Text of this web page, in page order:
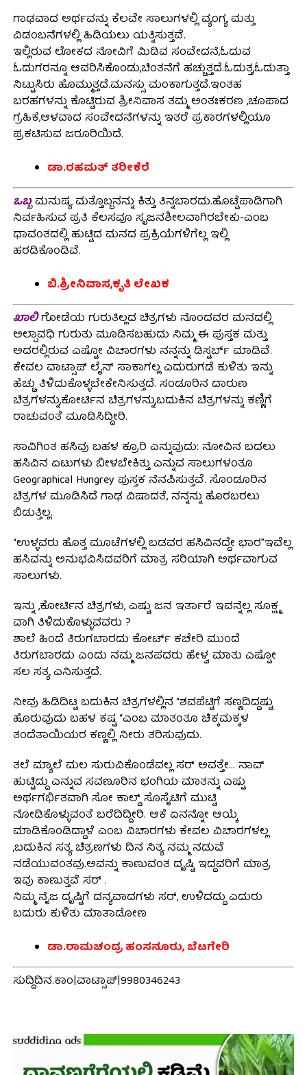
ಗಾಢವಾದ ಅರ್ಥವನ್ನು ಕೆಲವೇ ಸಾಲುಗಳಲ್ಲಿ ವ್ಯಂಗ್ಯ ಮತ್ತು
ವಿಡಂಬನೆಗಳಲ್ಲಿ ಹಿಡಿಯಲು ಯತ್ನಿಸುತ್ತವೆ.
ಇಲ್ಲಿರುವ ಲೋಕದ ನೋವಿಗೆ ಮಿಡಿವ ಸಂವೇದನೆ,ಓದುವ
ಓದುಗರನ್ನೂ ಆವರಿಸಿಕೊಂಡು,ಚಿಂತನೆಗೆ ಹಚ್ಚುತ್ತದೆ.ಓದುತ್ತ,ಓದುತ್ತಾ
ನಿಟ್ಟುಸಿರು ಹೊಮ್ಮುತ್ತದೆ.ಮನಸ್ಸು ಮಂಕಾಗುತ್ತದೆ.ಇಂತಹ
ಬರಹಗಳನ್ನು ಕೊಟ್ಟಿರುವ ಶ್ರೀನಿವಾಸ ತಮ್ಮ ಅಂತಃಕರಣ ,ಚೂಪಾದ
ಗ್ರಹಿಕೆ,ಆಳವಾದ ಸಂವೇದನೆಗಳನ್ನು ಇತರೆ ಪ್ರಕಾರಗಳಲ್ಲಿಯೂ
ಪ್ರಕಟಿಸುವ ಜರೂರಿಯಿದೆ.
ಡಾ.ರಹಮತ್ ತರೀಕೆರೆ
ಒಬ್ಬಮನುಷ್ಯ ಮತ್ತೊಬ್ಬನನ್ನು ಕಿತ್ತು ತಿನ್ನಬಾರದು.ಹೊಟ್ಟೆಪಾಡಿಗಾಗಿ
ನಿರ್ವಹಿಸುವ ಪ್ರತಿ ಕೆಲಸವೂ ಸೃಜನಶೀಲವಾಗಿರಬೇಕು-ಎಂಬ
ಧಾವಂತದಲ್ಲಿ ಹುಟ್ಟಿದ ಮನದ ಪ್ರಕ್ರಿಯೆಗಳಿಗೆಲ್ಲ ಇಲ್ಲಿ
ಹರಡಿಕೊಂಡಿವೆ.
ಬಿ.ಶ್ರೀನಿವಾಸ,ಕೃತಿ ಲೇಖಕ
ಖಾಲಿಗೋಡೆಯ ಗುರುತಿಲ್ಲದ ಚಿತ್ರಗಳು ನೊಂದವರ ಮನದಲ್ಲಿ
ಅಲ್ಪಾವಧಿ ಗುರುತು ಮೂಡಿಸಬಹುದು ನಿಮ್ಮ ಈ ಪುಸ್ತಕ ಮತ್ತು
ಅದರಲ್ಲಿರುವ ಎಷ್ಟೋ ವಿಚಾರಗಳು ನನ್ನನ್ನು ಡಿಸ್ಟರ್ಬ್ ಮಾಡಿವೆ.
ಕೇವಲ ವಾಟ್ಸಾಪ್ ಲೈನ್ ಸಾಕಾಗಲ್ಲ ಎದುರುಗಡೆ ಕುಳಿತು ಇನ್ನು
ಹೆಚ್ಚು ತಿಳಿದುಕೊಳ್ಳಬೇಕೇನಿಸುತ್ತದೆ. ಸಂಡೂರಿನ ದಾರುಣ
ಚಿತ್ರಗಳನ್ನು,ಕೋರ್ಟಿನ ಚಿತ್ರಗಳನ್ನು,ಬದುಕಿನ ಚಿತ್ರಗಳನ್ನು ಕಣ್ಣಿಗೆ
ರಾಚುವಂತೆ ಮೂಡಿಸಿದ್ದೀರಿ.
ಸಾವಿಗಿಂತ ಹಸಿವು ಬಹಳ ಕ್ರೂರಿ ಎನ್ನುವುದು: ನೋವಿನ ಬದಲು
ಹಸಿವಿನ ಏಟುಗಳು ಬೀಳಬೇಕಿತ್ತು ಎನ್ನುವ ಸಾಲುಗಳಂತೂ
Geographical Hungrey ಪುಸ್ತಕ ನೆನಪಿಸುತ್ತವೆ. ಸೊಂಡೂರಿನ
ಚಿತ್ರಗಳ ಮೂಡಿಸಿದೆ ಗಾಢ ವಿಷಾದತೆ, ನನ್ನನ್ನು ಹೊರಬರಲು
ಬಿಡುತ್ತಿಲ್ಲ.
“ಉಳ್ಳವರು ಹೊತ್ತ ಮೂಟೆಗಳಲ್ಲಿ ಬಡವರ ಹಸಿವಿನದ್ದೇ ಭಾರ”ಇವೆಲ್ಲ
ಹಸಿವನ್ನು ಅನುಭವಿಸಿದವರಿಗೆ ಮಾತ್ರ ಸರಿಯಾಗಿ ಅರ್ಥವಾಗುವ
ಸಾಲುಗಳು.
ಇನ್ನು ,ಕೋರ್ಟಿನ ಚಿತ್ರಗಳು, ಎಷ್ಟು ಜನ ಇರ್ತಾರೆ ಇವನ್ನೆಲ್ಲ ಸೂಕ್ಷ್ಮ
ವಾಗಿ ತಿಳಿದುಕೊಳ್ಳುವವರು ?
ಶಾಲೆ ಹಿಂದೆ ತಿರುಗಬಾರದು ಕೋರ್ಟ್ ಕಚೇರಿ ಮುಂದೆ
ತಿರುಗಬಾರದು ಎಂದು ನಮ್ಮ ಜನಪದರು ಹೇಳ್ವ ಮಾತು ಎಷ್ಟೋ
ಸಲ ಸತ್ಯ ಎನಿಸುತ್ತದೆ.
ನೀವು ಹಿಡಿದಿಟ್ಟ ಬದುಕಿನ ಚಿತ್ರಗಳಲ್ಲಿನ “ಶವಪೆಟ್ಟಿಗೆ ಸಣ್ಣದಿದ್ದಷ್ಟು
ಹೊರುವುದು ಬಹಳ ಕಷ್ಟ “ಎಂಬ ಮಾತಂತೂ ಚಿಕ್ಕಮಕ್ಕಳ
ತಂದೆತಾಯಿಯರ ಕಣ್ಣಲ್ಲಿ ನೀರು ತರಿಸುವುದು.
ತಲೆ ಮ್ಯಾಲೆ ಮಲ ಸುರುವಿಕೊಂಡೆವಲ್ಲ ಸರ್ ಅವತ್ತೇ… ನಾವ್
ಹುಟ್ಟಿದ್ದು ಎನ್ನುವ ಸವಣೂರಿನ ಭಂಗಿಯ ಮಾತನ್ನು ಎಷ್ಟು
ಅರ್ಥಗರ್ಭಿತವಾಗಿ ಸೋ ಕಾಲ್ಡ್ ಸೊಸೈಟಿಗೆ ಮುಟ್ಟಿ
ನೋಡಿಕೊಳ್ಳುವಂತೆ ಬರೆದಿದ್ದೀರಿ. ಆಕೆ ಏನನ್ನೋ ಆಯ್ಕೆ
ಮಾಡಿಕೊಂಡಿದ್ದಾಳೆ ಎಂಬ ವಿಚಾರಗಳು ಕೇವಲ ವಿಚಾರಗಳಲ್ಲ
,ಬದುಕಿನ ಸತ್ಯ ಚಿತ್ರಣಗಳು ದಿನ ನಿತ್ಯ ನಮ್ಮ ನಡುವೆ
ನಡೆಯುವಂತವು.ಅವನ್ನು ಕಾಣುವಂತ ದೃಷ್ಟಿ ಇದ್ದವರಿಗೆ ಮಾತ್ರ
ಇವು ಕಾಣುತ್ತವೆ ಸರ್ .
ನಿಮ್ಮ ನೈಜ ದೃಷ್ಟಿಗೆ ದನ್ಯವಾದಗಳು ಸರ್, ಉಳಿದದ್ದು ಎದುರು
ಬದುರು ಕುಳಿತು ಮಾತಾಡೋಣ
ಡಾ.ರಾಮಚಂದ್ರ ಹಂಸನೂರು, ಬೆಟಗೇರಿ
ಸುದ್ದಿದಿನ.ಕಾಂ|ವಾಟ್ಸಾಪ್|9980346243